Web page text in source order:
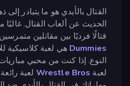
القتال بالأيدي هو ما يتبادر إلى
الحديث عن ألعاب القتال. غالبًا
قتالًا فرديًا بين مقاتلين
Dummies هي لعبة كلاسيكية
النوع. إذا كنت من محبي
لعبة Wrestle Bros لعبة